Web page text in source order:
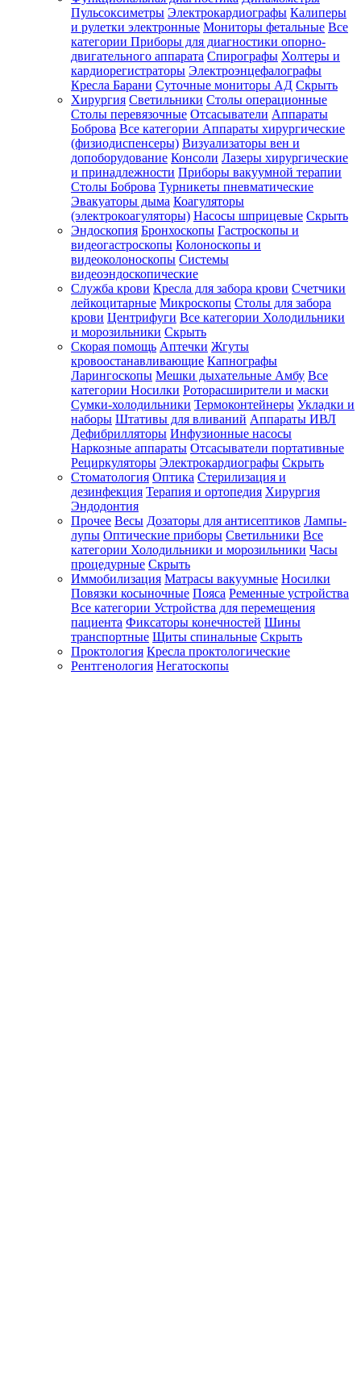
Пульсоксиметры Электрокардиографы Калиперы
и рулетки электронные Мониторы фетальные Все
категории Приборы для диагностики опорно-
двигательного аппарата Спирографы Холтеры и
кардиорегистраторы Электроэнцефалографы
Кресла Барани Суточные мониторы АД Скрыть
Хирургия Светильники Столы операционные
Столы перевязочные Отсасыватели Аппараты
Боброва Все категории Аппараты хирургические
(физиодиспенсеры) Визуализаторы вен и
допоборудование Консоли Лазеры хирургические
и принадлежности Приборы вакуумной терапии
Столы Боброва Турникеты пневматические
Эвакуаторы дыма Коагуляторы
(электрокоагуляторы) Насосы шприцевые Скрыть
Эндоскопия Бронхоскопы Гастроскопы и
видеогастроскопы Колоноскопы и
видеоколоноскопы Системы
видеоэндоскопические
Служба крови Кресла для забора крови Счетчики
лейкоцитарные Микроскопы Столы для забора
крови Центрифуги Все категории Холодильники
и морозильники Скрыть
Скорая помощь Аптечки Жгуты
кровоостанавливающие Капнографы
Ларингоскопы Мешки дыхательные Амбу Все
категории Носилки Роторасширители и маски
Сумки-холодильники Термоконтейнеры Укладки и
наборы Штативы для вливаний Аппараты ИВЛ
Дефибрилляторы Инфузионные насосы
Наркозные аппараты Отсасыватели портативные
Рециркуляторы Электрокардиографы Скрыть
Стоматология Оптика Стерилизация и
дезинфекция Терапия и ортопедия Хирургия
Эндодонтия
Прочее Весы Дозаторы для антисептиков Лампы-
лупы Оптические приборы Светильники Все
категории Холодильники и морозильники Часы
процедурные Скрыть
Иммобилизация Матрасы вакуумные Носилки
Повязки косыночные Пояса Ременные устройства
Все категории Устройства для перемещения
пациента Фиксаторы конечностей Шины
транспортные Щиты спинальные Скрыть
Проктология Кресла проктологические
Рентгенология Негатоскопы